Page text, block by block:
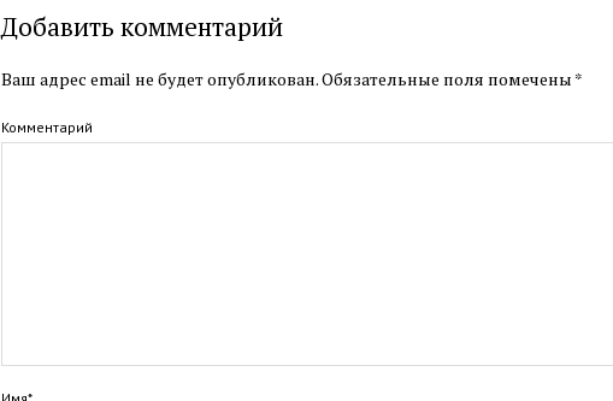
Добавить комментарий
Ваш адрес email не будет опубликован.Обязательные поля помечены *
Комментарий
Имя*